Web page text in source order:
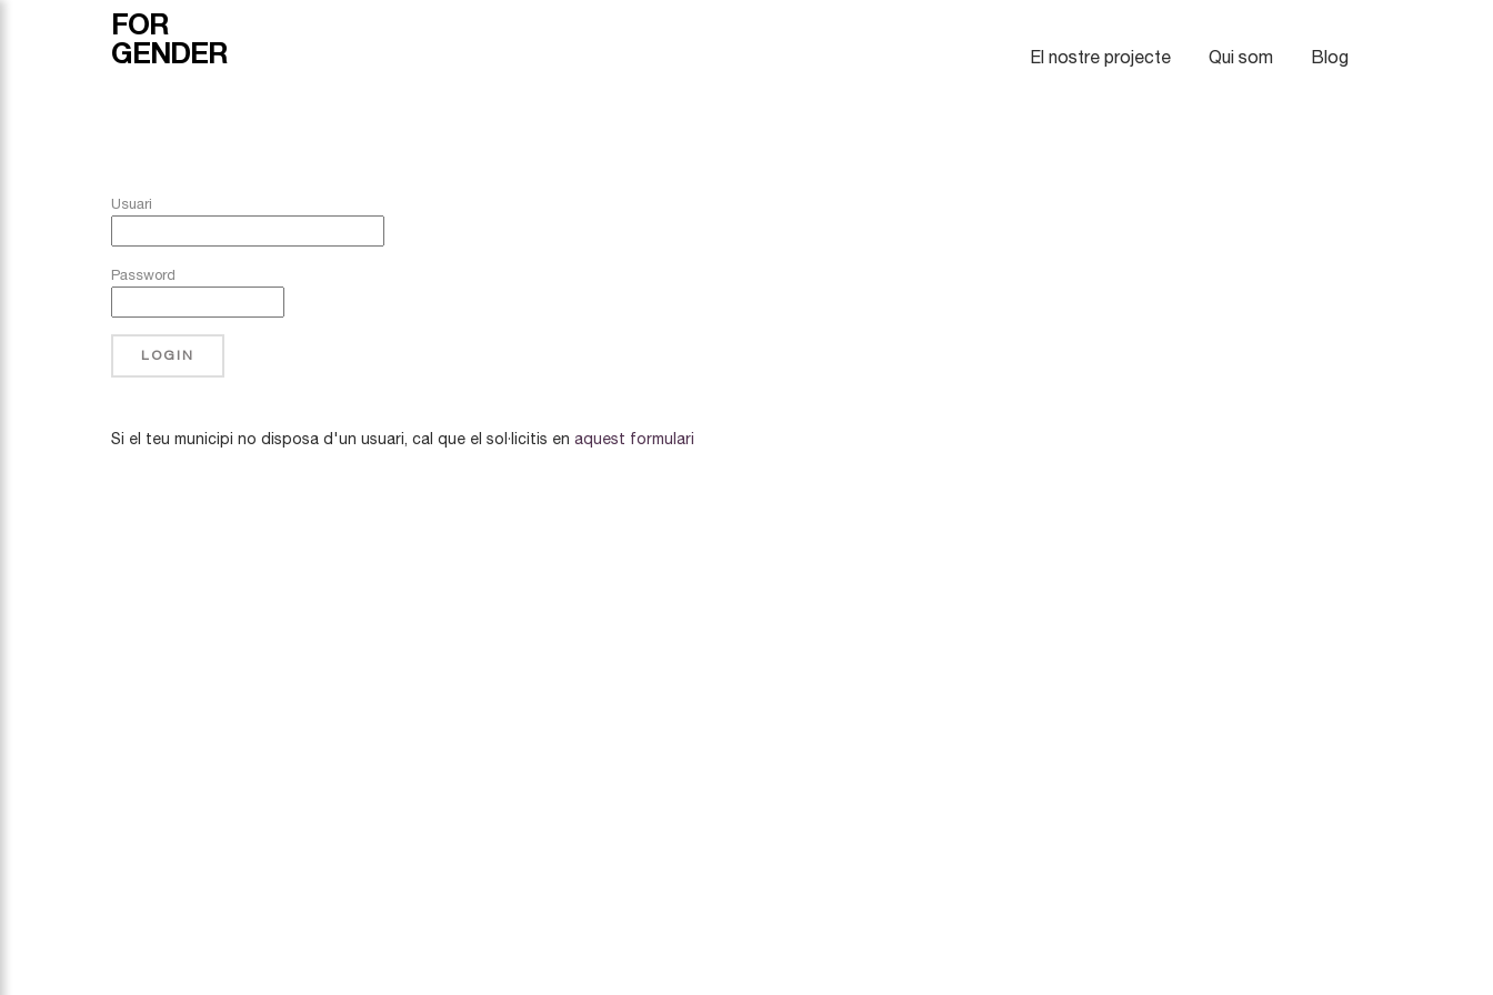
FOR
GENDER
El nostre projecte Qui som Blog
Usuari
Password
LOGIN
Si el teu municipi no disposa d'un usuari, cal que el sol·licitis en aquest formulari